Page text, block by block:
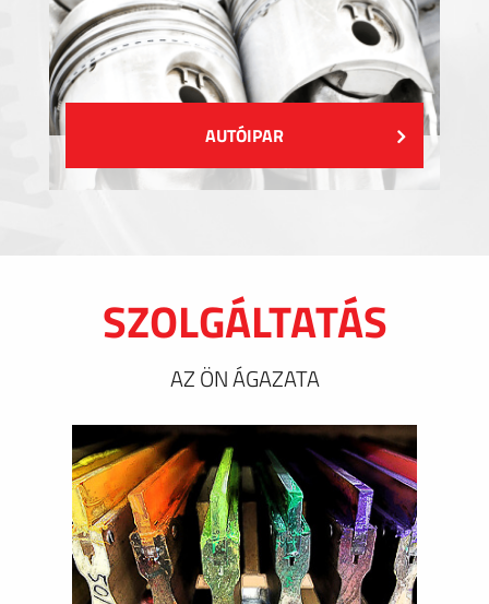
AUTÓIPAR
SZOLGÁLTATÁS
AZ ÖN ÁGAZATA